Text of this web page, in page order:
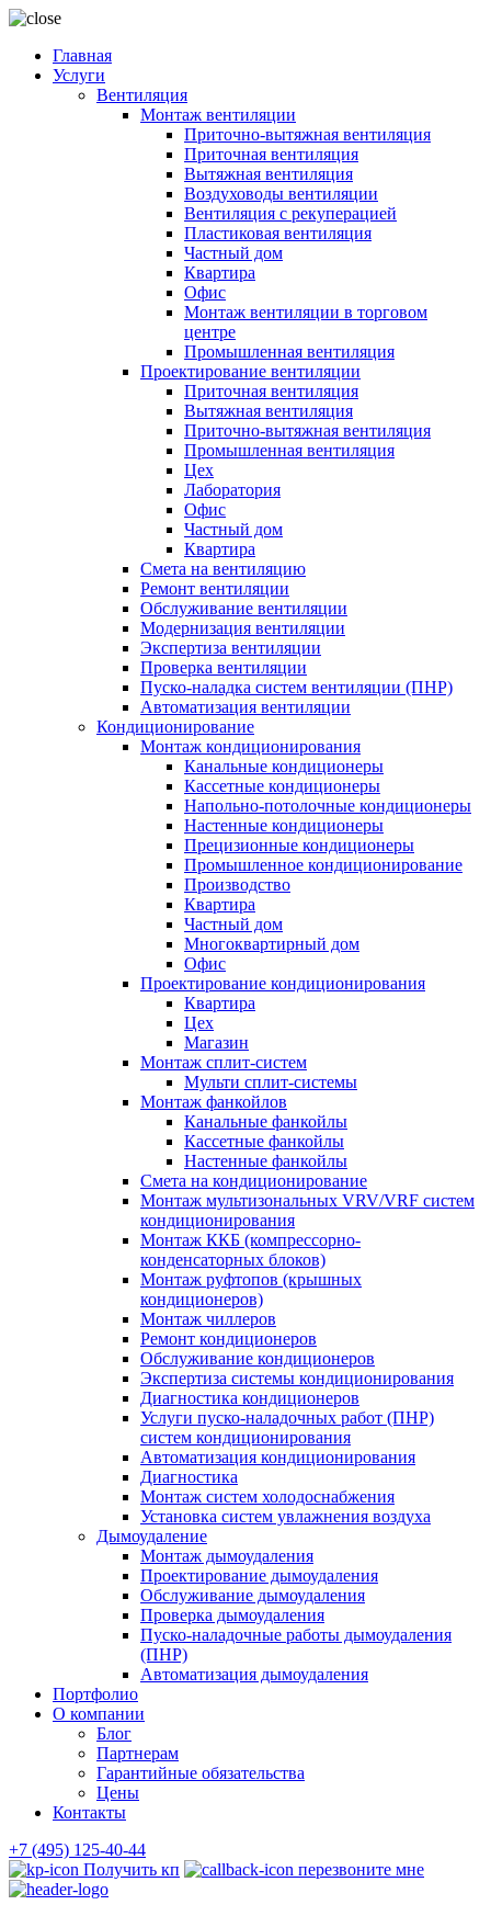
Главная
Услуги
Вентиляция
Монтаж вентиляции
Приточно-вытяжная вентиляция
Приточная вентиляция
Вытяжная вентиляция
Воздуховоды вентиляции
Вентиляция с рекуперацией
Пластиковая вентиляция
Частный дом
Квартира
Офис
Монтаж вентиляции в торговом
центре
Промышленная вентиляция
Проектирование вентиляции
Приточная вентиляция
Вытяжная вентиляция
Приточно-вытяжная вентиляция
Промышленная вентиляция
Цех
Лаборатория
Офис
Частный дом
Квартира
Смета на вентиляцию
Ремонт вентиляции
Обслуживание вентиляции
Модернизация вентиляции
Экспертиза вентиляции
Проверка вентиляции
Пуско-наладка систем вентиляции (ПНР)
Автоматизация вентиляции
Кондиционирование
Монтаж кондиционирования
Канальные кондиционеры
Кассетные кондиционеры
Напольно-потолочные кондиционеры
Настенные кондиционеры
Прецизионные кондиционеры
Промышленное кондиционирование
Производство
Квартира
Частный дом
Многоквартирный дом
Офис
Проектирование кондиционирования
Квартира
Цех
Магазин
Монтаж сплит-систем
Мульти сплит-системы
Монтаж фанкойлов
Канальные фанкойлы
Кассетные фанкойлы
Настенные фанкойлы
Смета на кондиционирование
Монтаж мультизональных VRV/VRF систем
кондиционирования
Монтаж ККБ (компрессорно-
конденсаторных блоков)
Монтаж руфтопов (крышных
кондиционеров)
Монтаж чиллеров
Ремонт кондиционеров
Обслуживание кондиционеров
Экспертиза системы кондиционирования
Диагностика кондиционеров
Услуги пуско-наладочных работ (ПНР)
систем кондиционирования
Автоматизация кондиционирования
Диагностика
Монтаж систем холодоснабжения
Установка систем увлажнения воздуха
Дымоудаление
Монтаж дымоудаления
Проектирование дымоудаления
Обслуживание дымоудаления
Проверка дымоудаления
Пуско-наладочные работы дымоудаления
(ПНР)
Автоматизация дымоудаления
Портфолио
О компании
Блог
Партнерам
Гарантийные обязательства
Цены
Контакты
+7 (495) 125-40-44
Получить кп
перезвоните мне